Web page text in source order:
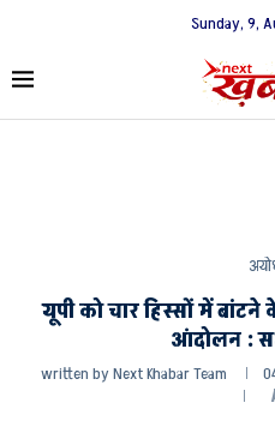
Sunday, 9,
यूपी को चार हिस्सों में
आंदोलन :
written byNext Khabar Team